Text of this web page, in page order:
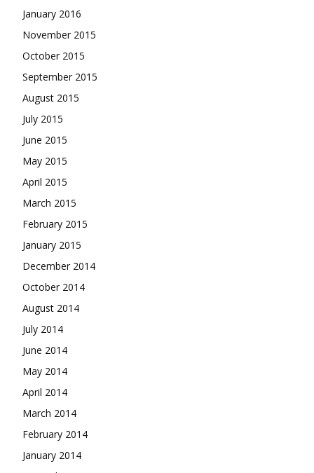
January 2016
November 2015
October 2015
September 2015
August 2015
July 2015
June 2015
May 2015
April 2015
March 2015
February 2015
January 2015
December 2014
October 2014
August 2014
July 2014
June 2014
May 2014
April 2014
March 2014
February 2014
January 2014